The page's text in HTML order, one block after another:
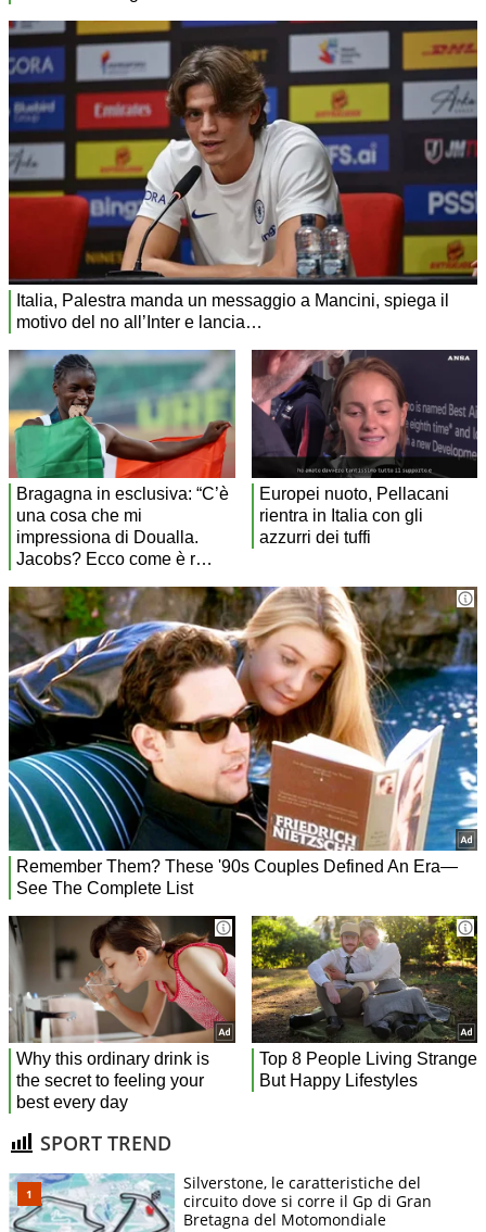
SPORT TREND
Silverstone, le caratteristiche del
circuito dove si corre il Gp di Gran
Bretagna del Motomondiale